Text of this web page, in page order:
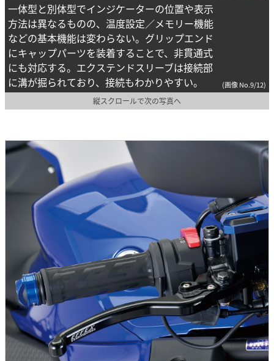
一体型と別体型でインジケーターの位置や表示
方法は異なるものの、温度設定／メモリー機能
などの基本機能は変わらない。グリップエンド
にキャップパーツを装着することで、非貫通式
にも対応する。エクステンドスリーブは接続部
に溝が掘られており、接続もわかりやすい。
(画像 No.9/12)
縦スクロールで次の写真へ